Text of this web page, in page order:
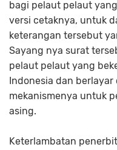
bagi pelaut pelaut
versi cetaknya, untuk
keterangan tersebut
Sayang nya surat
pelaut pelaut yang
Indonesia dan
mekanismenya untuk
asing.
Keterlambatan